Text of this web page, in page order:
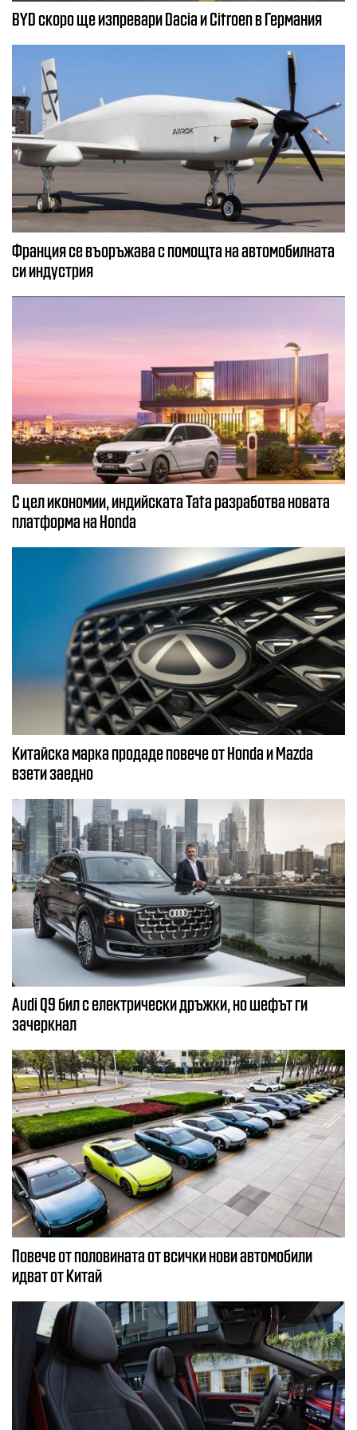
BYD скоро ще изпревари Dacia и Citroеn в Германия
Франция се въоръжава с помощта на автомобилната
си индустрия
С цел икономии, индийската Tata разработва новата
платформа на Honda
Китайска марка продаде повече от Honda и Mazda
взети заедно
Audi Q9 бил с електрически дръжки, но шефът ги
зачеркнал
Повече от половината от всички нови автомобили
идват от Китай